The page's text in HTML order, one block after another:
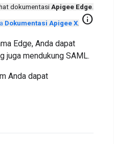
dokumentasi Apigee Edge.
Dokumentasi Apigee X. info
Edge, Anda dapat
juga mendukung SAML.
Anda dapat